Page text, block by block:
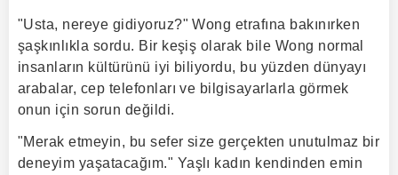
"Usta, nereye gidiyoruz?" Wong etrafına bakınırken
şaşkınlıkla sordu. Bir keşiş olarak bile Wong normal
insanların kültürünü iyi biliyordu, bu yüzden dünyayı
arabalar, cep telefonları ve bilgisayarlarla görmek
onun için sorun değildi.
"Merak etmeyin, bu sefer size gerçekten unutulmaz bir
deneyim yaşatacağım." Yaşlı kadın kendinden emin